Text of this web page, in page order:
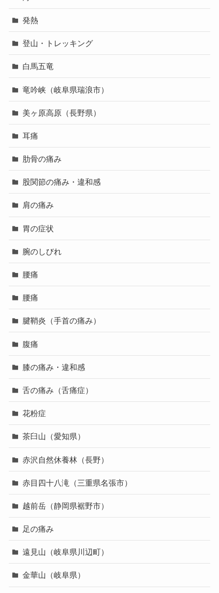
発熱
登山・トレッキング
白馬五竜
竜吟峡（岐阜県瑞浪市）
美ヶ原高原（長野県）
耳痛
肋骨の痛み
股関節の痛み・違和感
肩の痛み
胃の症状
腕のしびれ
腰痛
腰痛
腱鞘炎（手首の痛み）
腹痛
膝の痛み・違和感
舌の痛み（舌痛症）
花粉症
茶臼山（愛知県）
赤沢自然休養林（長野）
赤目四十八滝（三重県名張市）
越前岳（静岡県裾野市）
足の痛み
遠見山（岐阜県川辺町）
金華山（岐阜県）